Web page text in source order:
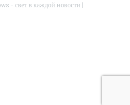
- свет в каждой новости |